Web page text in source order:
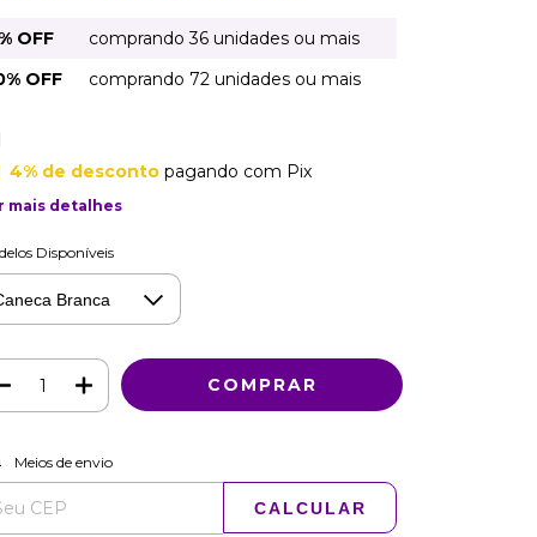
OFF
comprando 36 unidades ou mais
OFF
comprando 72 unidades ou mais
4% de descontopagando com Pix
mais detalhes
Disponíveis
para o CEP:
Meios de envio
CALCULAR